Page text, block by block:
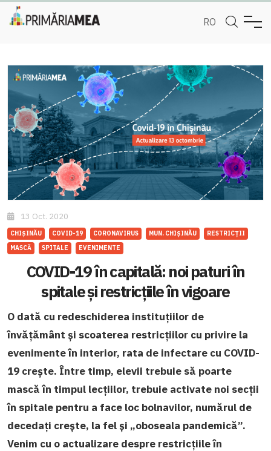
RO
13 Oct. 2020
CHIȘINĂU COVID-19 CORONAVIRUS MUN. CHIȘINĂU
RESTRICȚII
MASCĂ
SPITALE EVENIMENTE
COVID-19 în capitală: noi paturi în
spitale și restricțiile în vigoare
O dată cu redeschiderea instituțiilor de
învățământ și scoaterea restricțiilor cu privire la
evenimente în interior, rata de infectare cu COVID-
19 crește. Între timp, elevii trebuie să poarte
mască în timpul lecțiilor, trebuie activate noi secții
în spitale pentru a face loc bolnavilor, numărul de
decedați crește, la fel și „oboseala pandemică”.
Venim cu o actualizare despre restricțiile în